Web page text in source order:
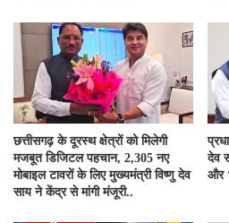
छत्तीसगढ़ के दूरस्थ क्षेत्रों को मिलेगी
मजबूत डिजिटल पहचान, 2,305 नए
मोबाइल टावरों के लिए मुख्यमंत्री विष्णु देव
साय ने केंद्र से मांगी मंजूरी..
देव
और